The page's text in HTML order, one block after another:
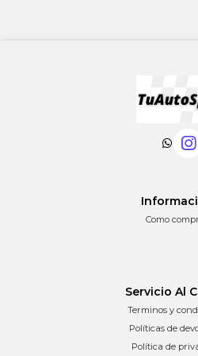
Como
Servicio Al
Terminos y
Políticas de
Política de